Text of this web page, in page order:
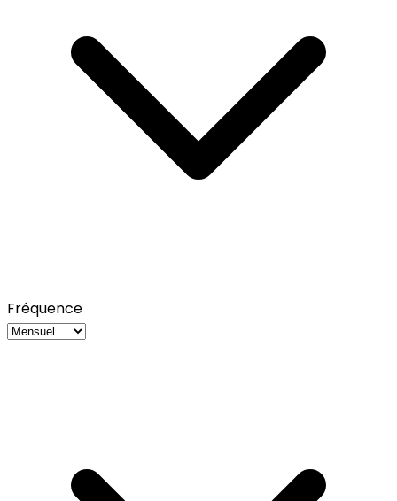
Fréquence